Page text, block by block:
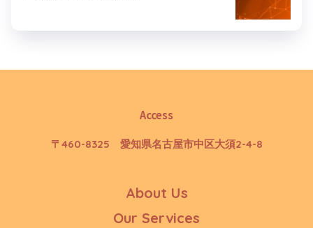
Access
〒460-8325 愛知県名古屋市中区大須2-4-8
About Us
Our Services